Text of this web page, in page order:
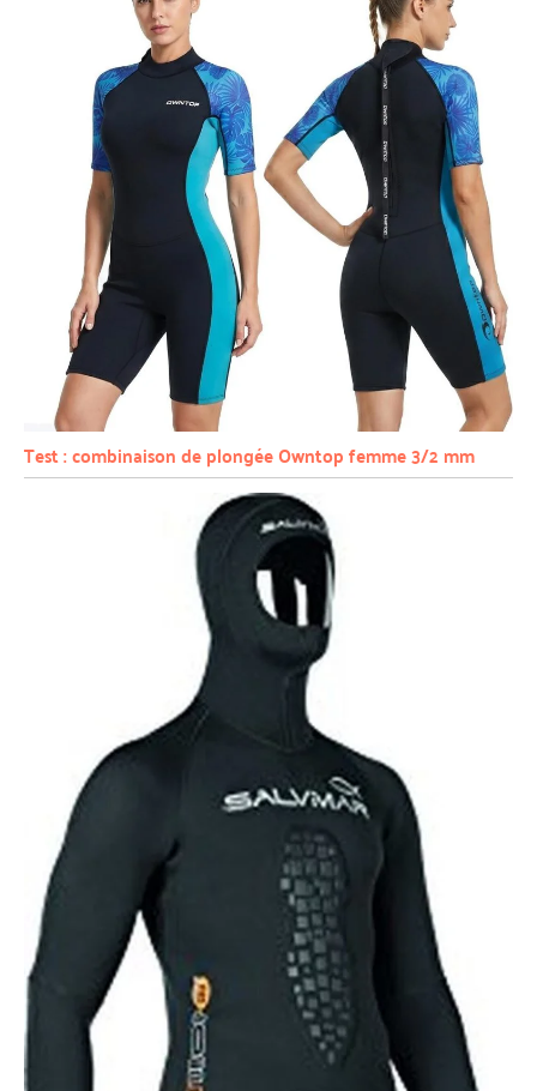
Test : combinaison de plongée Owntop femme 3/2 mm